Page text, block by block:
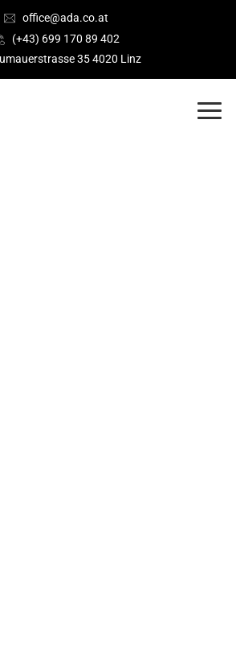
office@ada.co.at
(+43) 699 170 89 402
35 4020 Linz